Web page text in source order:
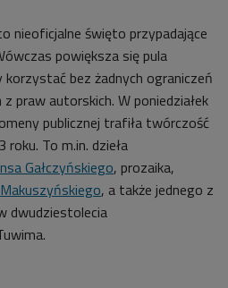
nieoficjalne święto przypadające
powiększa się pula
bez żadnych ograniczeń
praw autorskich. W poniedziałek
publicznej trafiła twórczość
To m.in. dzieła
Gałczyńskiego, prozaika,
, a także jednego z
dwudziestolecia